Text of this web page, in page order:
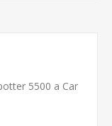
5500 a Car